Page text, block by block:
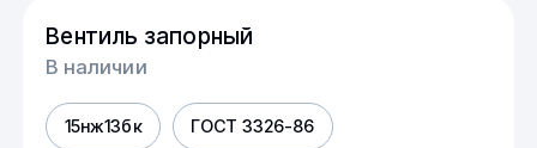
Вентиль запорный
В наличии
15нж13бк ГОСТ 3326-86